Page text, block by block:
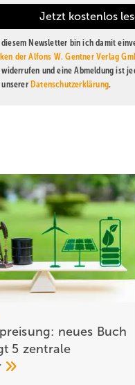
diesem Newsletter bin ich damit
der Alfons W. Gentner Verlag
und eine Abmeldung ist
Datenschutzerklärung.
neues Buch
5 zent­rale